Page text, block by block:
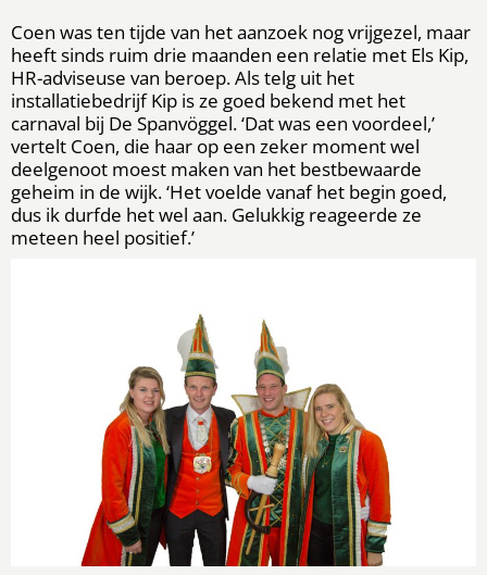
Coen was ten tijde van het aanzoek nog vrijgezel, maar
heeft sinds ruim drie maanden een relatie met Els Kip,
HR-adviseuse van beroep. Als telg uit het
installatiebedrijf Kip is ze goed bekend met het
carnaval bij De Spanvöggel. ‘Dat was een voordeel,’
vertelt Coen, die haar op een zeker moment wel
deelgenoot moest maken van het bestbewaarde
geheim in de wijk. ‘Het voelde vanaf het begin goed,
dus ik durfde het wel aan. Gelukkig reageerde ze
meteen heel positief.’